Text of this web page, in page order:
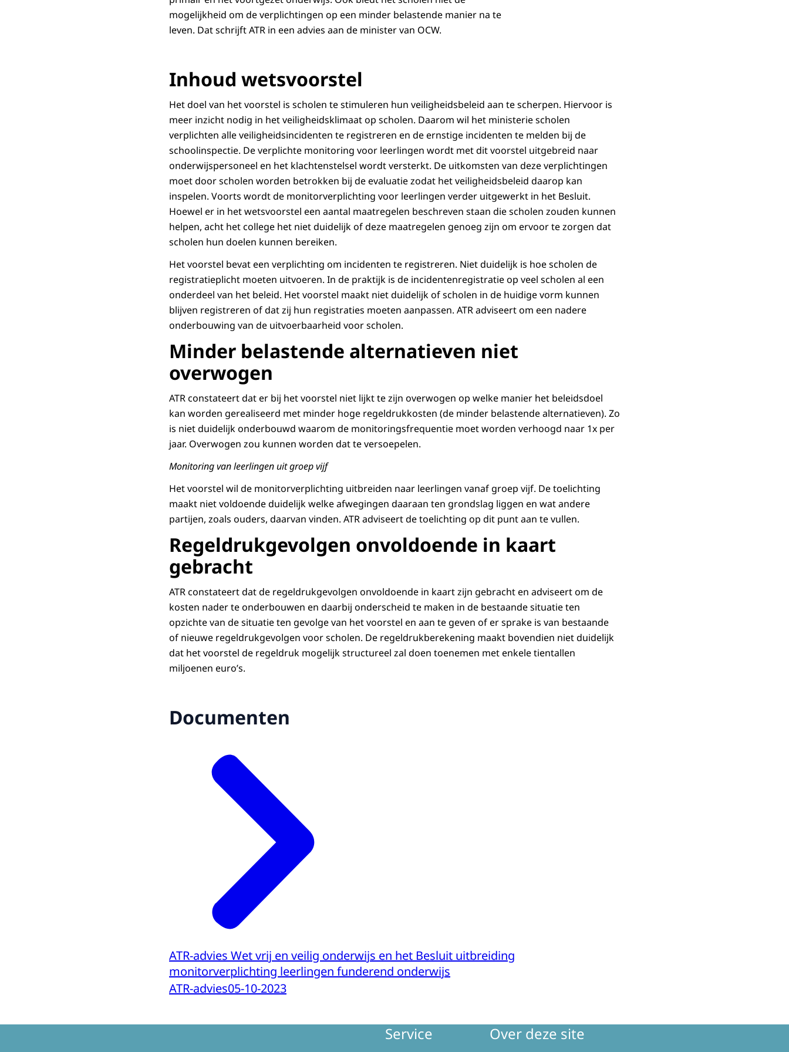
mogelijkheid om de verplichtingen op een minder belastende manier na te
leven. Dat schrijft ATR in een advies aan de minister van OCW.
Inhoud wetsvoorstel
Het doel van het voorstel is scholen te stimuleren hun veiligheidsbeleid aan te scherpen. Hiervoor is
meer inzicht nodig in het veiligheidsklimaat op scholen. Daarom wil het ministerie scholen
verplichten alle veiligheidsincidenten te registreren en de ernstige incidenten te melden bij de
schoolinspectie. De verplichte monitoring voor leerlingen wordt met dit voorstel uitgebreid naar
onderwijspersoneel en het klachtenstelsel wordt versterkt. De uitkomsten van deze verplichtingen
moet door scholen worden betrokken bij de evaluatie zodat het veiligheidsbeleid daarop kan
inspelen. Voorts wordt de monitorverplichting voor leerlingen verder uitgewerkt in het Besluit.
Hoewel er in het wetsvoorstel een aantal maatregelen beschreven staan die scholen zouden kunnen
helpen, acht het college het niet duidelijk of deze maatregelen genoeg zijn om ervoor te zorgen dat
scholen hun doelen kunnen bereiken.
Het voorstel bevat een verplichting om incidenten te registreren. Niet duidelijk is hoe scholen de
registratieplicht moeten uitvoeren. In de praktijk is de incidentenregistratie op veel scholen al een
onderdeel van het beleid. Het voorstel maakt niet duidelijk of scholen in de huidige vorm kunnen
blijven registreren of dat zij hun registraties moeten aanpassen. ATR adviseert om een nadere
onderbouwing van de uitvoerbaarheid voor scholen.
Minder belastende alternatieven niet
overwogen
ATR constateert dat er bij het voorstel niet lijkt te zijn overwogen op welke manier het beleidsdoel
kan worden gerealiseerd met minder hoge regeldrukkosten (de minder belastende alternatieven). Zo
is niet duidelijk onderbouwd waarom de monitoringsfrequentie moet worden verhoogd naar 1x per
jaar. Overwogen zou kunnen worden dat te versoepelen.
Monitoring van leerlingen uit groep vijf
Het voorstel wil de monitorverplichting uitbreiden naar leerlingen vanaf groep vijf. De toelichting
maakt niet voldoende duidelijk welke afwegingen daaraan ten grondslag liggen en wat andere
partijen, zoals ouders, daarvan vinden. ATR adviseert de toelichting op dit punt aan te vullen.
Regeldrukgevolgen onvoldoende in kaart
gebracht
ATR constateert dat de regeldrukgevolgen onvoldoende in kaart zijn gebracht en adviseert om de
kosten nader te onderbouwen en daarbij onderscheid te maken in de bestaande situatie ten
opzichte van de situatie ten gevolge van het voorstel en aan te geven of er sprake is van bestaande
of nieuwe regeldrukgevolgen voor scholen. De regeldrukberekening maakt bovendien niet duidelijk
dat het voorstel de regeldruk mogelijk structureel zal doen toenemen met enkele tientallen
miljoenen euro’s.
Documenten
ATR-advies Wet vrij en veilig onderwijs en het Besluit uitbreiding
monitorverplichting leerlingen funderend onderwijs
ATR-advies05-10-2023
Service Over deze site